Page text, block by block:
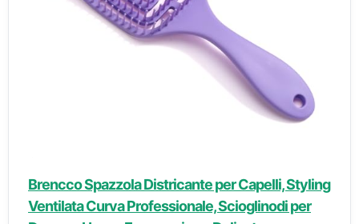
Brencco Spazzola Districante per Capelli, Styling
Ventilata Curva Professionale, Scioglinodi per